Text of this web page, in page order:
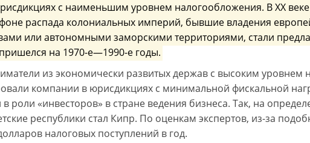
с наименьшим уровнем налогообложения. В ХХ
распада колониальных империй, бывшие владения
или автономными заморскими территориями, стали
на 1970-е—1990-е годы.
из экономически развитых держав с высоким уровнем
компании в юрисдикциях с минимальной фискальной
в роли «инвесторов» в стране ведения бизнеса. Так, на
республики стал Кипр. По оценкам экспертов, из-за
налоговых поступлений в год.